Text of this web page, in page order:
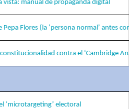
vista: manual de propaganda digital
Pepa Flores (la ‘persona normal’ antes
contra el ‘Cambridge
‘microtargeting’ electoral